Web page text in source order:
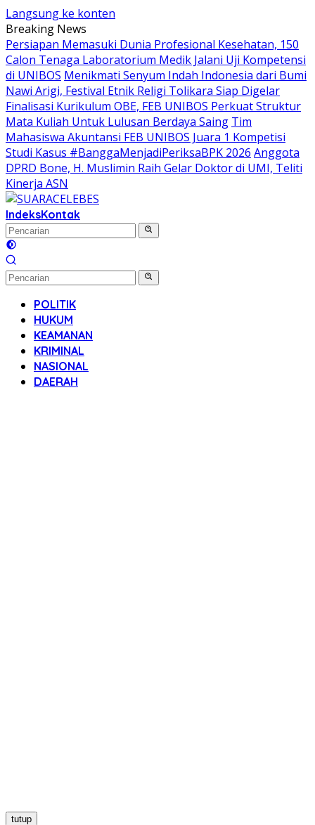
Langsung ke konten
Breaking News
Persiapan Memasuki Dunia Profesional Kesehatan, 150
Calon Tenaga Laboratorium Medik Jalani Uji Kompetensi
di UNIBOS Menikmati Senyum Indah Indonesia dari Bumi
Nawi Arigi, Festival Etnik Religi Tolikara Siap Digelar
Finalisasi Kurikulum OBE, FEB UNIBOS Perkuat Struktur
Mata Kuliah Untuk Lulusan Berdaya Saing Tim
Mahasiswa Akuntansi FEB UNIBOS Juara 1 Kompetisi
Studi Kasus #BanggaMenjadiPeriksaBPK 2026 Anggota
DPRD Bone, H. Muslimin Raih Gelar Doktor di UMI, Teliti
Kinerja ASN
IndeksKontak
POLITIK
HUKUM
KEAMANAN
KRIMINAL
NASIONAL
DAERAH
tutup